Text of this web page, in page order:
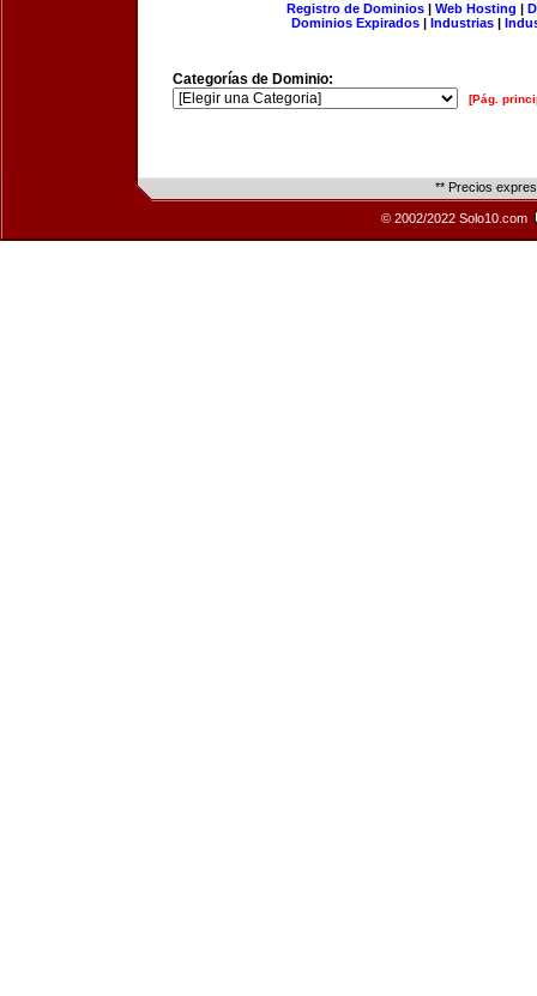
Registro de Dominios| Web Hosting |
Dominios Expirados | Industrias |
Categorías de Dominio:
[Pág.
** Precios
© 2002/2022 Solo10.com